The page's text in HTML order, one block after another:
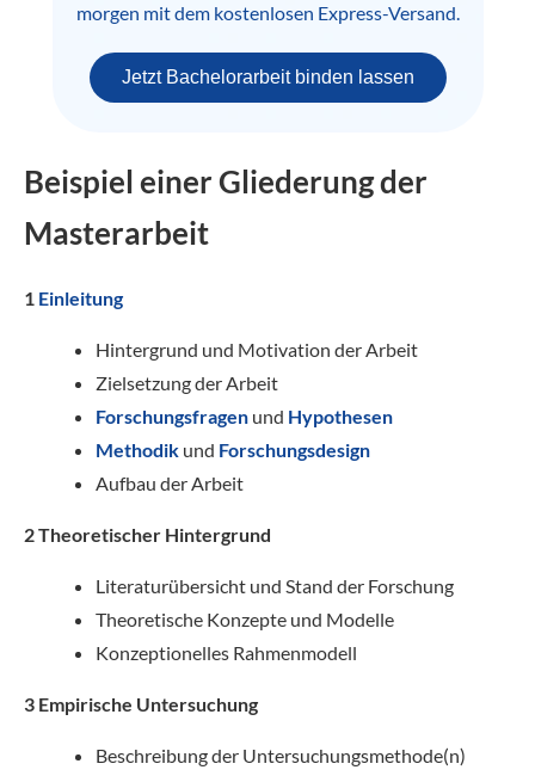
morgen mit dem kostenlosen Express-Versand.
Jetzt Bachelorarbeit binden lassen
Beispiel einer Gliederung der
Masterarbeit
1 Einleitung
Hintergrund und Motivation der Arbeit
Zielsetzung der Arbeit
Forschungsfragen und Hypothesen
Methodik und Forschungsdesign
Aufbau der Arbeit
2 Theoretischer Hintergrund
Literaturübersicht und Stand der Forschung
Theoretische Konzepte und Modelle
Konzeptionelles Rahmenmodell
3 Empirische Untersuchung
Beschreibung der Untersuchungsmethode(n)